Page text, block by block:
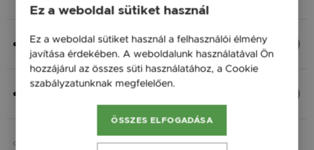
Ezüst 925, S - 20 cm
11 900 Ft
Fonal
Opcionális
Ez a weboldal sütiket használ
Ez a weboldal sütiket használ a felhasználói élmény
javítása érdekében. A weboldalunk használatával Ön
hozzájárul az összes süti használatához, a Cookie
szabályzatunknak megfelelően.
ÖSSZES ELFOGADÁSA